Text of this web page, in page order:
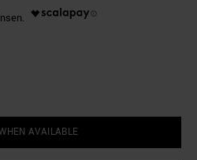
AVAILABLE